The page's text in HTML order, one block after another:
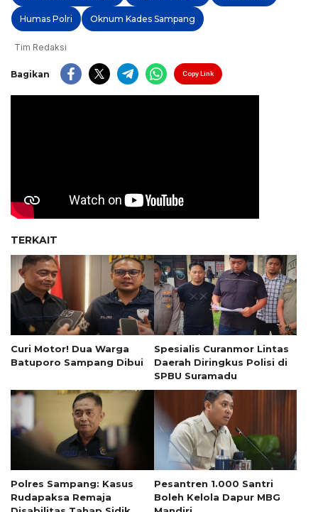
Humas Polri Oknum Kades Sampang
Tim Redaksi
Bagikan Copy Link
TERKAIT
Curi Motor! Dua Warga
Batuporo Sampang Dibui
Spesialis Curanmor Lintas
Daerah Diringkus Polisi di
SPBU Suramadu
Polres Sampang: Kasus
Rudapaksa Remaja
Pesantren 1.000 Santri
Boleh Kelola Dapur MBG